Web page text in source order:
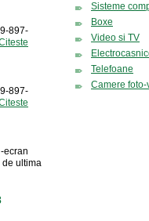
897-
897-
ecran
de ultima
Sisteme
Boxe
Video si TV
Telefoane
Camere